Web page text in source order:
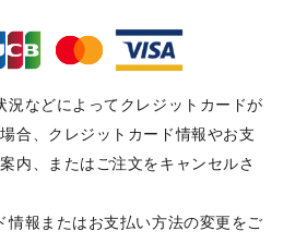
などによってクレジットカードが
合、クレジットカード情報やお支
内、またはご注文をキャンセルさ
報またはお支払い方法の変更をご